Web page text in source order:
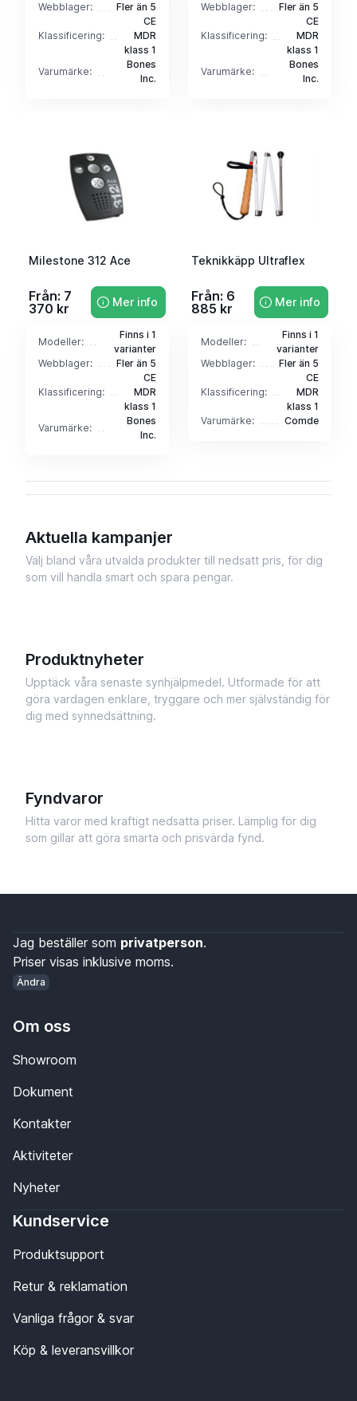
Webblager:
Fler än 5
Klassificering:
CE
MDR
klass 1
Varumärke:
Bones
Inc.
Webblager:
Fler än 5
Klassificering:
CE
MDR
klass 1
Varumärke:
Bones
Inc.
Milestone 312 Ace
Från: 7
370 kr
Mer info
Modeller:
Finns i 1
varianter
Webblager:
Fler än 5
Klassificering:
CE
MDR
klass 1
Varumärke:
Bones
Inc.
Teknikkäpp Ultraflex
Från: 6
885 kr
Mer info
Modeller:
Finns i 1
varianter
Webblager:
Fler än 5
Klassificering:
CE
MDR
klass 1
Varumärke:
Comde
Aktuella kampanjer
Välj bland våra utvalda produkter till nedsatt pris, för dig
som vill handla smart och spara pengar.
Produktnyheter
Upptäck våra senaste synhjälpmedel. Utformade för att
göra vardagen enklare, tryggare och mer självständig för
dig med synnedsättning.
Fyndvaror
Hitta varor med kraftigt nedsatta priser. Lämplig för dig
som gillar att göra smarta och prisvärda fynd.
Jag beställer som privatperson.
Priser visas inklusive moms.
Ändra
Om oss
Showroom
Dokument
Kontakter
Aktiviteter
Nyheter
Kundservice
Produktsupport
Retur & reklamation
Vanliga frågor & svar
Köp & leveransvillkor